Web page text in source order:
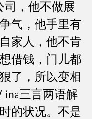
，他不做展
气，他手里有
家人，他不肯
借钱，门儿都
了，所以变相
ina三言两语解
的状况。不是